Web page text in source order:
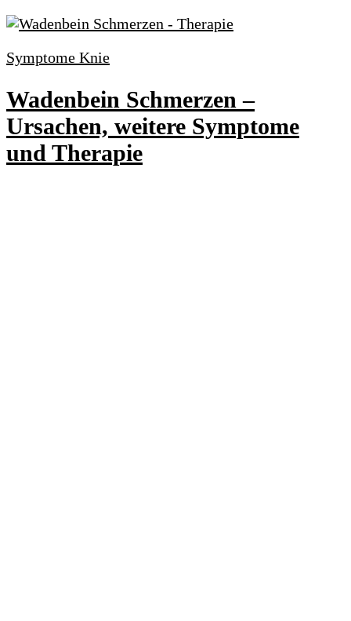
Symptome Knie
Wadenbein Schmerzen –
Ursachen, weitere Symptome
und Therapie